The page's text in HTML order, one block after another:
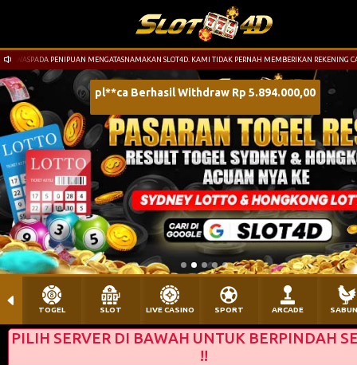
WASPADA PENIPUAN MENGATASNAMAKAN SLOT4D. KAMI TIDAK PERNAH MEMBERIKAN REKENING
PILIH SERVER DI BAWAH UNTUK BERPINDAH
!!
TOGEL SLOT LIVE CASINO SPORT ARCADE